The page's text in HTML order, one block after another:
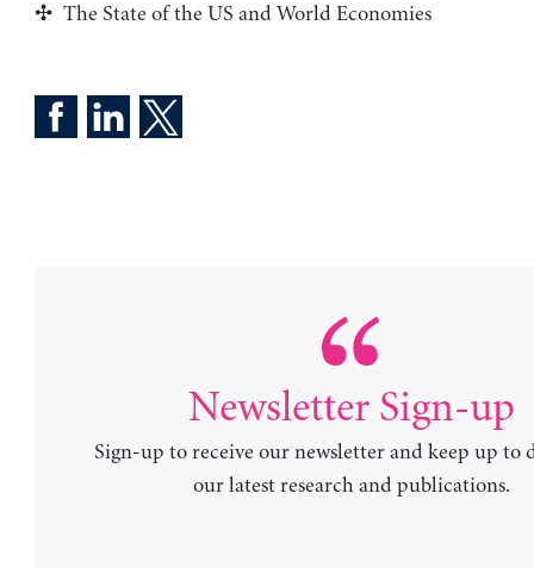
The State of the US and World Economies
Newsletter Sign-up
Sign-up to receive our newsletter and keep up to
our latest research and publications.